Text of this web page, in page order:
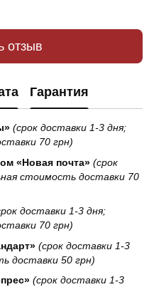
отзыв
Гарантия
(срок доставки 1-3 дня;
70 грн)
«Новая почта» (срок
стоимость доставки 70
доставки 1-3 дня;
70 грн)
(срок доставки 1-3
доставки 50 грн)
(срок доставки 1-3